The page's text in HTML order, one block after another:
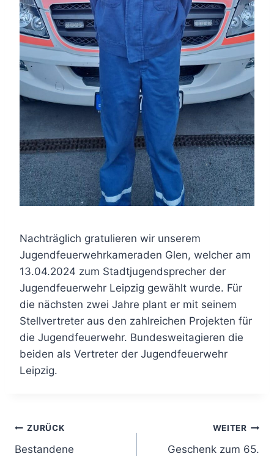
Nachträglich gratulieren wir unserem
Jugendfeuerwehrkameraden Glen, welcher am
13.04.2024 zum Stadtjugendsprecher der
Jugendfeuerwehr Leipzig gewählt wurde. Für
die nächsten zwei Jahre plant er mit seinem
Stellvertreter aus den zahlreichen Projekten für
die Jugendfeuerwehr. Bundesweitagieren die
beiden als Vertreter der Jugendfeuerwehr
Leipzig.
Beitragsnavigation
ZURÜCK
Bestandene
WEITER
Geschenk zum 65.